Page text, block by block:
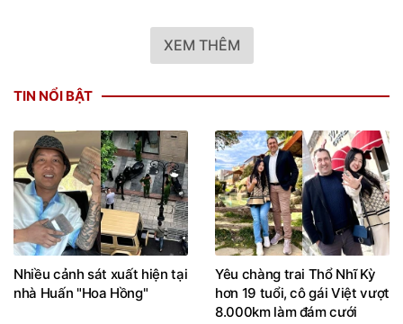
XEM THÊM
TIN NỔI BẬT
Nhiều cảnh sát xuất hiện tại
nhà Huấn "Hoa Hồng"
Yêu chàng trai Thổ Nhĩ Kỳ
hơn 19 tuổi, cô gái Việt vượt
8.000km làm đám cưới